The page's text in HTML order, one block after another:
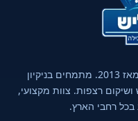
חברת ניקיון ופוליש מובילה בישראל מאז 2013. מתמחים בניקיון
ושיקום רצפות. צוות מקצועי,
בכל רחבי הארץ.